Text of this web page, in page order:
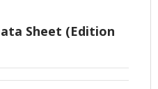
Sheet (Edition